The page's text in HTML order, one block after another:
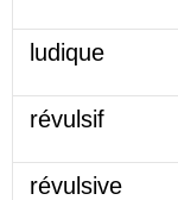
ludique
révulsif
révulsive